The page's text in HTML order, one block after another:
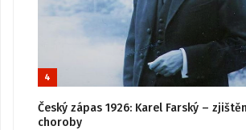
4
Český zápas 1926: Karel Farský –
choroby